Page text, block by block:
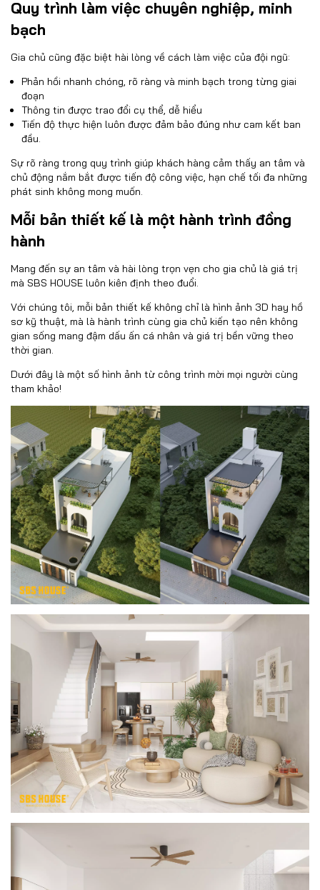
Quy trình làm việc chuyên nghiệp, minh
bạch
Gia chủ cũng đặc biệt hài lòng về cách làm việc của đội ngũ:
Phản hồi nhanh chóng, rõ ràng và minh bạch trong từng giai
đoạn
Thông tin được trao đổi cụ thể, dễ hiểu
Tiến độ thực hiện luôn được đảm bảo đúng như cam kết ban
đầu.
Sự rõ ràng trong quy trình giúp khách hàng cảm thấy an tâm và
chủ động nắm bắt được tiến độ công việc, hạn chế tối đa những
phát sinh không mong muốn.
Mỗi bản thiết kế là một hành trình đồng
hành
Mang đến sự an tâm và hài lòng trọn vẹn cho gia chủ là giá trị
mà SBS HOUSE luôn kiên định theo đuổi.
Với chúng tôi, mỗi bản thiết kế không chỉ là hình ảnh 3D hay hồ
sơ kỹ thuật, mà là hành trình cùng gia chủ kiến tạo nên không
gian sống mang đậm dấu ấn cá nhân và giá trị bền vững theo
thời gian.
Dưới đây là một số hình ảnh từ công trình mời mọi người cùng
tham khảo!